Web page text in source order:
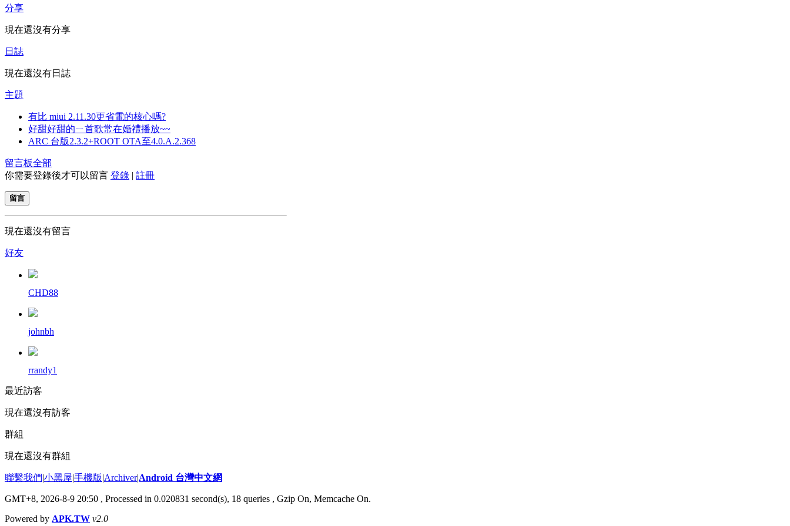
分享
現在還沒有分享
日誌
現在還沒有日誌
主題
有比 miui 2.11.30更省電的核心嗎?
好甜好甜的ㄧ首歌常在婚禮播放~~
ARC 台版2.3.2+ROOT OTA至4.0.A.2.368
留言板全部
你需要登錄後才可以留言 登錄 | 註冊
留言
現在還沒有留言
好友
CHD88
johnbh
rrandy1
最近訪客
現在還沒有訪客
群組
現在還沒有群組
聯繫我們|小黑屋|手機版|Archiver|Android 台灣中文網
GMT+8, 2026-8-9 20:50 , Processed in 0.020831 second(s), 18 queries , Gzip On, Memcache On.
Powered by APK.TW v2.0